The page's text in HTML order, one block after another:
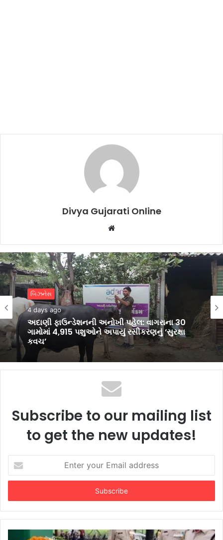
Divya Gujarati Online
Website
સુરત
6 days ago
સુરત જિલ્લામાં વરસાદી કહેર: 4 હજારથી વધુ લોકોનું
સ્થળાંતર, ઓલપાડ-માંડવીમાં SDRF તૈનાત
Subscribe to our mailing list
to get the new updates!
your
Email